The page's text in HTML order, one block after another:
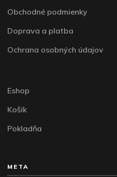
Obchodné podmienky
Doprava a platba
Ochrana osobných údajov
Eshop
Košík
Pokladňa
META